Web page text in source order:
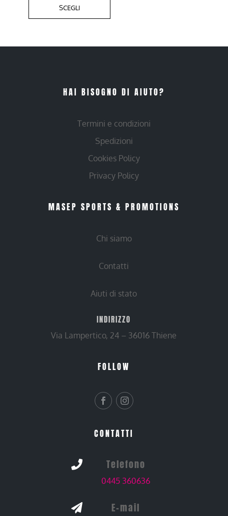
SCEGLI
HAI BISOGNO DI AIUTO?
Termini e condizioni
Spedizioni
Cookies Policy
Privacy Policy
MASEP SPORTS & PROMOTIONS
Chi siamo
Contatti
Aiuti di stato
INDIRIZZO
Via Lampertico, 24 – 36016 Thiene
FOLLOW
CONTATTI
 Telefono
0445 360636
 E-mail